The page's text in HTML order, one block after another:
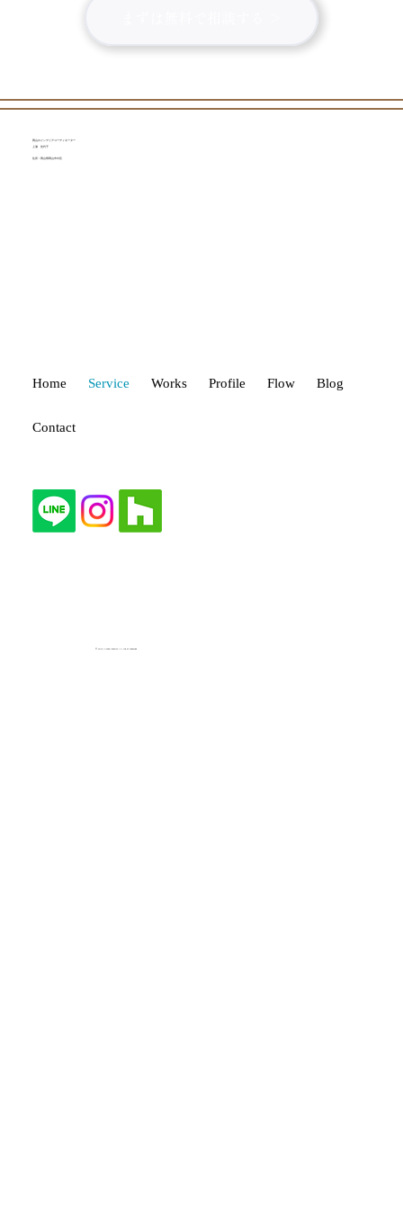
© 2024 Fonte Interior All right reserved
Home Service Works Profile Flow Blog
Contact
岡山のインテリアコーディネーター
上浦 佳代子
住所：岡山県岡山市中区